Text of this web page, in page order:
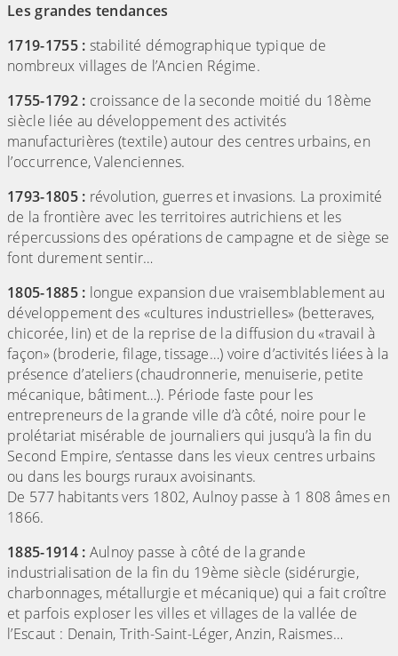
Les grandes tendances
1719-1755 : stabilité démographique typique de
nombreux villages de l’Ancien Régime.
1755-1792 : croissance de la seconde moitié du 18ème
siècle liée au développement des activités
manufacturières (textile) autour des centres urbains, en
l’occurrence, Valenciennes.
1793-1805 : révolution, guerres et invasions. La proximité
de la frontière avec les territoires autrichiens et les
répercussions des opérations de campagne et de siège se
font durement sentir…
1805-1885 : longue expansion due vraisemblablement au
développement des «cultures industrielles» (betteraves,
chicorée, lin) et de la reprise de la diffusion du «travail à
façon» (broderie, filage, tissage…) voire d’activités liées à la
présence d’ateliers (chaudronnerie, menuiserie, petite
mécanique, bâtiment…). Période faste pour les
entrepreneurs de la grande ville d’à côté, noire pour le
prolétariat misérable de journaliers qui jusqu’à la fin du
Second Empire, s’entasse dans les vieux centres urbains
ou dans les bourgs ruraux avoisinants.
De 577 habitants vers 1802, Aulnoy passe à 1 808 âmes en
1866.
1885-1914 : Aulnoy passe à côté de la grande
industrialisation de la fin du 19ème siècle (sidérurgie,
charbonnages, métallurgie et mécanique) qui a fait croître
et parfois exploser les villes et villages de la vallée de
l’Escaut : Denain, Trith-Saint-Léger, Anzin, Raismes…